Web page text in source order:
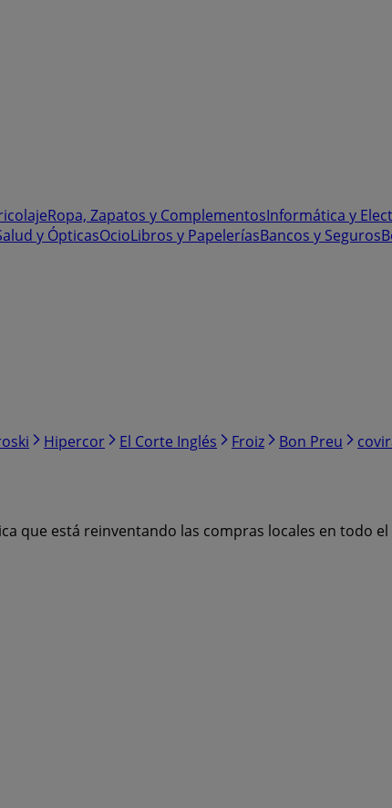
Ropa, Zapatos y ComplementosInformática y
y ÓpticasOcioLibros y PapeleríasBancos y Seguros
Hipercor El Corte Inglés Froiz Bon Preu
que está reinventando las compras locales en todo